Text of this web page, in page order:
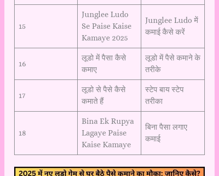
15
Junglee Ludo
Se Paise Kaise
Kamaye 2025
Junglee Ludo में
कमाई कैसे करें
16
लूडो में पैसा कैसे
कमाए
लूडो में पैसे कमाने के
तरीके
17
लूडो से पैसे कैसे
कमाते हैं
स्टेप बाय स्टेप
तरीका
18
Bina Ek Rupya
Lagaye Paise
Kaise Kamaye
बिना पैसा लगाए
कमाई